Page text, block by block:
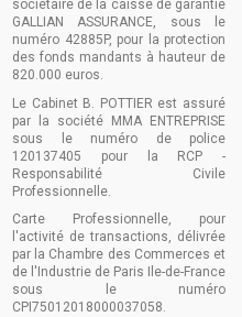
sociétaire de la caisse de garantie
GALLIAN ASSURANCE, sous le
numéro 42885P, pour la protection
des fonds mandants à hauteur de
820.000 euros.
Le Cabinet B. POTTIER est assuré
par la société MMA ENTREPRISE
sous le numéro de police
120137405 pour la RCP -
Responsabilité Civile
Professionnelle.
Carte Professionnelle, pour
l'activité de transactions, délivrée
par la Chambre des Commerces et
de l'Industrie de Paris Ile-de-France
sous le numéro
CPI75012018000037058.